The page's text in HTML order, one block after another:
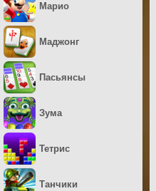
Марио
Маджонг
Пасьянсы
Зума
Тетрис
Танчики